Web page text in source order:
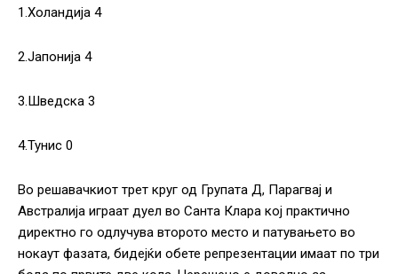
1.Холандија 4
2.Јапонија 4
3.Шведска 3
4.Тунис 0
Во решавачкиот трет круг од Групата Д, Парагвај и
Австралија играат дуел во Санта Клара кој практично
директно го одлучува второто место и патувањето во
нокаут фазата, бидејќи обете репрезентации имаат по три